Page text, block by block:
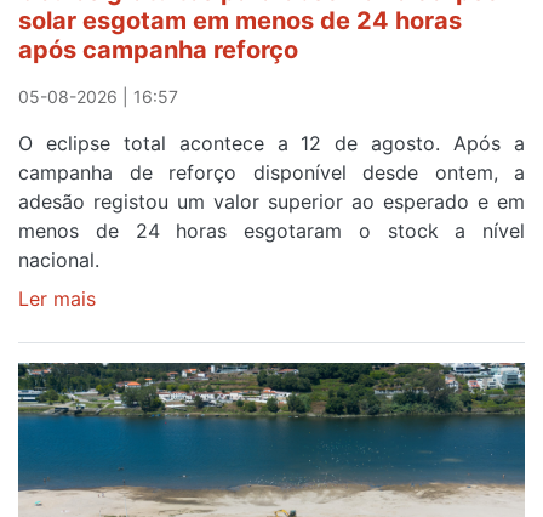
meta
em
Sintra
primeira
etapa
da
87ª
Volta
solar esgotam em menos de 24 horas
após campanha reforço
05-08-2026 | 16:57
O eclipse total acontece a 12 de agosto. Após a
campanha de reforço disponível desde ontem, a
adesão registou um valor superior ao esperado e em
menos de 24 horas esgotaram o stock a nível
nacional.
Ler mais
gratuitos
para
observar
eclipse
solar